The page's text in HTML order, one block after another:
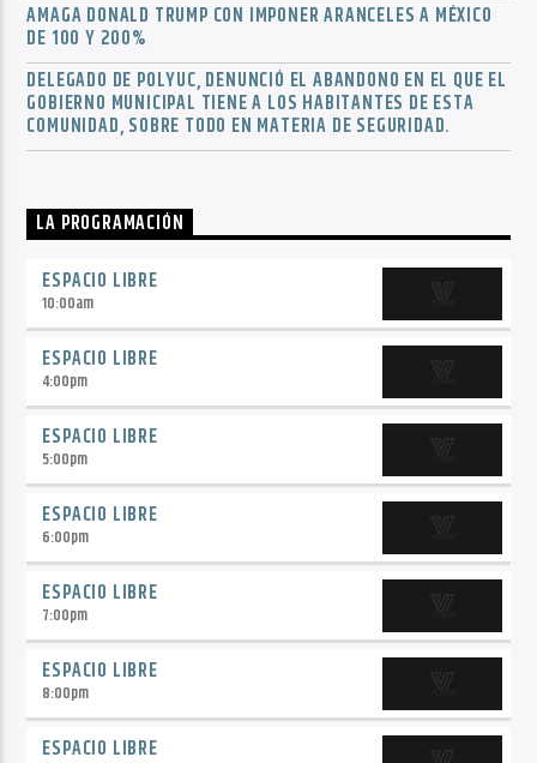
AMAGA DONALD TRUMP CON IMPONER ARANCELES A MÉXICO
DE 100 Y 200%
DELEGADO DE POLYUC, DENUNCIÓ EL ABANDONO EN EL QUE EL
GOBIERNO MUNICIPAL TIENE A LOS HABITANTES DE ESTA
COMUNIDAD, SOBRE TODO EN MATERIA DE SEGURIDAD.
LA PROGRAMACIÓN
ESPACIO LIBRE
10:00am
ESPACIO LIBRE
4:00pm
ESPACIO LIBRE
5:00pm
ESPACIO LIBRE
6:00pm
ESPACIO LIBRE
7:00pm
ESPACIO LIBRE
8:00pm
ESPACIO LIBRE